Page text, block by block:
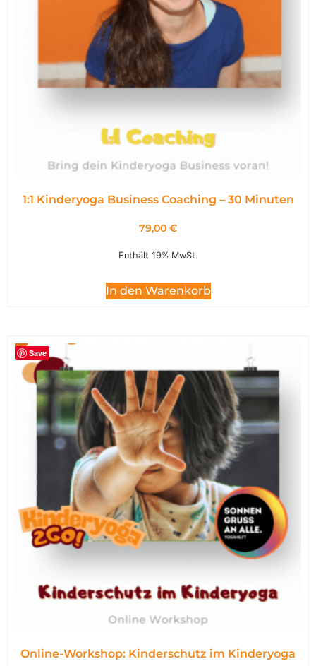
1:1 Kinderyoga Business Coaching – 30 Minuten
79,00 €
Enthält 19% MwSt.
In den Warenkorb
Save
Online-Workshop: Kinderschutz im Kinderyoga